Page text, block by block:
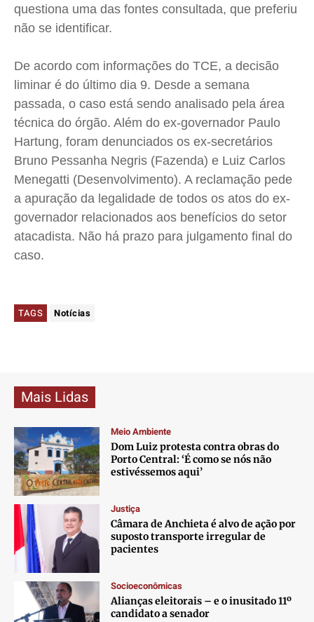
questiona uma das fontes consultada, que preferiu
não se identificar.
De acordo com informações do TCE, a decisão
liminar é do último dia 9. Desde a semana
passada, o caso está sendo analisado pela área
técnica do órgão. Além do ex-governador Paulo
Hartung, foram denunciados os ex-secretários
Bruno Pessanha Negris (Fazenda) e Luiz Carlos
Menegatti (Desenvolvimento). A reclamação pede
a apuração da legalidade de todos os atos do ex-
governador relacionados aos benefícios do setor
atacadista. Não há prazo para julgamento final do
caso.
TAGS Notícias
Mais Lidas
Meio Ambiente
Dom Luiz protesta contra obras do
Porto Central: ‘É como se nós não
estivéssemos aqui’
Justiça
Câmara de Anchieta é alvo de ação por
suposto transporte irregular de
pacientes
Socioeconômicas
Alianças eleitorais – e o inusitado 11º
candidato a senador